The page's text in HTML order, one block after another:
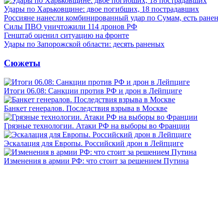
Удары по Харьковщине: двое погибших, 18 пострадавших
Россияне нанесли комбинированный удар по Сумам, есть
Силы ПВО уничтожили 114 дронов РФ
Генштаб оценил ситуацию на фронте
Удары по Запорожской области: десять раненых
Сюжеты
Итоги 06.08: Санкции против РФ и дрон в Лейпциге
Банкет генералов. Последствия взрыва в Москве
Грязные технологии. Атаки РФ на выборы во Франции
Эскалация для Европы. Российский дрон в Лейпциге
Изменения в армии РФ: что стоит за решением Путина